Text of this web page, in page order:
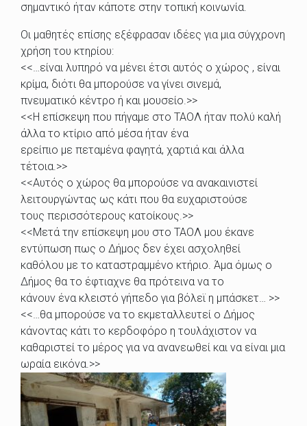
σημαντικό ήταν κάποτε στην τοπική κοινωνία.
Οι μαθητές επίσης εξέφρασαν ιδέες για μια σύγχρονη
χρήση του κτηρίου:
<<…είναι λυπηρό να μένει έτσι αυτός ο χώρος , είναι
κρίμα, διότι θα μπορούσε να γίνει σινεμά,
πνευματικό κέντρο ή και μουσείο.>>
<<Η επίσκεψη που πήγαμε στο ΤΑΟΛ ήταν πολύ καλή
άλλα το κτίριο από μέσα ήταν ένα
ερείπιο με πεταμένα φαγητά, χαρτιά και άλλα
τέτοια.>>
<<Αυτός ο χώρος θα μπορούσε να ανακαινιστεί
λειτουργώντας ως κάτι που θα ευχαριστούσε
τους περισσότερους κατοίκους.>>
<<Μετά την επίσκεψη μου στο ΤΑΟΛ μου έκανε
εντύπωση πως ο Δήμος δεν έχει ασχοληθεί
καθόλου με το καταστραμμένο κτήριο. Άμα όμως ο
Δήμος θα το έφτιαχνε θα πρότεινα να το
κάνουν ένα κλειστό γήπεδο για βόλεϊ η μπάσκετ… >>
<<…θα μπορούσε να το εκμεταλλευτεί ο Δήμος
κάνοντας κάτι το κερδοφόρο η τουλάχιστον να
καθαριστεί το μέρος για να ανανεωθεί και να είναι μια
ωραία εικόνα.>>